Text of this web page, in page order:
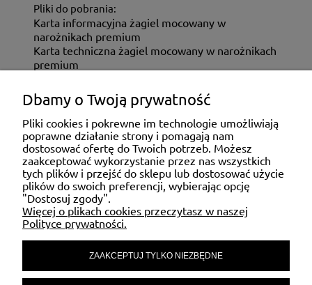
Pliki do pobrania:
Karta informacyjna żagiel mocowany w
narożnikach premium
Karta techniczna żagiel mocowany w narożnikach
premium
ZAKUPY
MOJE KONTO
POMOC
MATERIAŁY INFORMACYJNE
Dbamy o Twoją prywatność
Pliki cookies i pokrewne im technologie umożliwiają
poprawne działanie strony i pomagają nam
dostosować ofertę do Twoich potrzeb. Możesz
zaakceptować wykorzystanie przez nas wszystkich
tych plików i przejść do sklepu lub dostosować użycie
plików do swoich preferencji, wybierając opcję
"Dostosuj zgody".
Więcej o plikach cookies przeczytasz w naszej
Polityce prywatności.
ZAAKCEPTUJ TYLKO NIEZBĘDNE